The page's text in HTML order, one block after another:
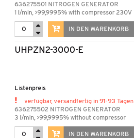
636275501 NITROGEN GENERATOR
1 l/min, >99,9995% with compressor 230V
IN DEN WARENKORB
UHPZN2-3000-E
Listenpreis
verfügbar, versandfertig in 91-93 Tagen
636275502 NITROGEN GENERATOR
3 l/min, >99,9995% without compressor
IN DEN WARENKORB